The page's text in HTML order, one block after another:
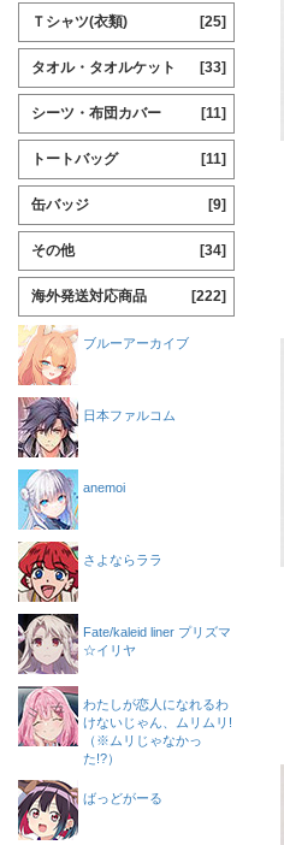
Ｔシャツ(衣類) [25]
タオル・タオルケット [33]
シーツ・布団カバー [11]
トートバッグ [11]
缶バッジ [9]
その他 [34]
海外発送対応商品 [222]
ブルーアーカイブ
日本ファルコム
anemoi
さよならララ
Fate/kaleid liner プリズマ
☆イリヤ
わたしが恋人になれるわ
けないじゃん、ムリムリ!
（※ムリじゃなかっ
た!?）
ばっどがーる